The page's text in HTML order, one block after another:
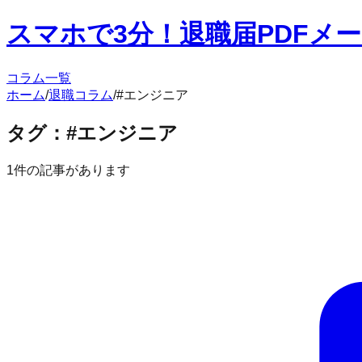
スマホで3分！退職届PDFメ
コラム一覧
ホーム/退職コラム/#エンジニア
タグ：#エンジニア
1件の記事があります